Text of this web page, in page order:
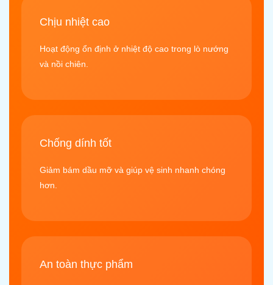
Chịu nhiệt cao
Hoạt động ổn định ở nhiệt độ cao trong lò nướng
và nồi chiên.
Chống dính tốt
Giảm bám dầu mỡ và giúp vệ sinh nhanh chóng
hơn.
An toàn thực phẩm